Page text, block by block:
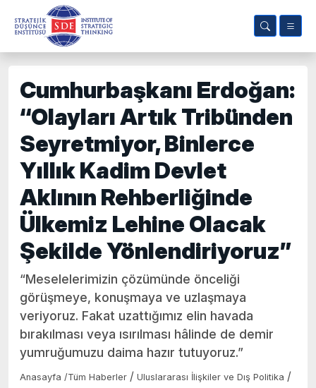
Cumhurbaşkanı Erdoğan:
“Olayları Artık Tribünden
Seyretmiyor, Binlerce
Yıllık Kadim Devlet
Aklının Rehberliğinde
Ülkemiz Lehine Olacak
Şekilde Yönlendiriyoruz”
“Meselelerimizin çözümünde önceliği
görüşmeye, konuşmaya ve uzlaşmaya
veriyoruz. Fakat uzattığımız elin havada
bırakılması veya ısırılması hâlinde de demir
yumruğumuzu daima hazır tutuyoruz.”
Anasayfa /Tüm Haberler / Uluslararası İlişkiler ve Dış Politika /